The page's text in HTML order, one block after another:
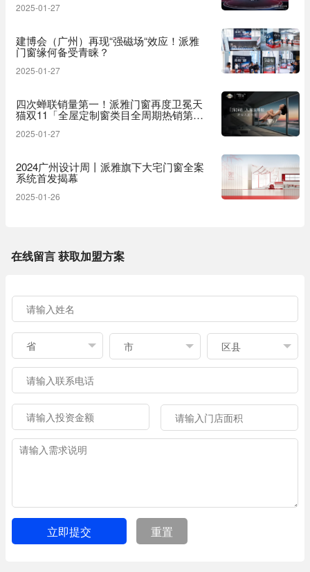
2025-01-27
建博会（广州）再现“强磁场“效应！派雅
门窗缘何备受青睐？
2025-01-27
四次蝉联销量第一！派雅门窗再度卫冕天
猫双11「全屋定制窗类目全周期热销第
2025-01-27
2024广州设计周丨派雅旗下大宅门窗全案
系统首发揭幕
2025-01-26
在线留言 获取加盟方案
立即提交 重置